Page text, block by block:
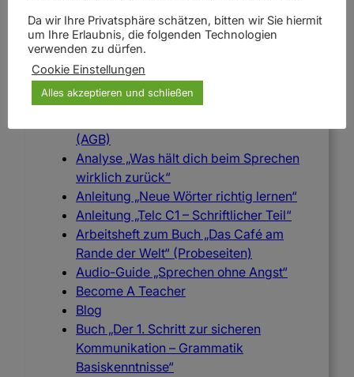
Pages
All Courses
(AGB)
Analyse „Was hält dich beim Sprechen
wirklich zurück“
Anleitung „Neue Wörter richtig lernen“
Anleitung „Telc C1 – Schriftlicher Teil“
Arbeitsheft zum Buch „Das Café am
Rande der Welt“ (Probeseiten)
Audio-Guide „Sprechen ohne Angst“
Become A Teacher
Blog
Buch „Der 1. Schritt zur sicheren
Kommunikation – Grammatik
Basiskenntnisse“
Da wir Ihre Privatsphäre schätzen, bitten wir Sie hiermit
um Ihre Erlaubnis, die folgenden Technologien
verwenden zu dürfen.
Cookie Einstellungen
Alles akzeptieren und schließen